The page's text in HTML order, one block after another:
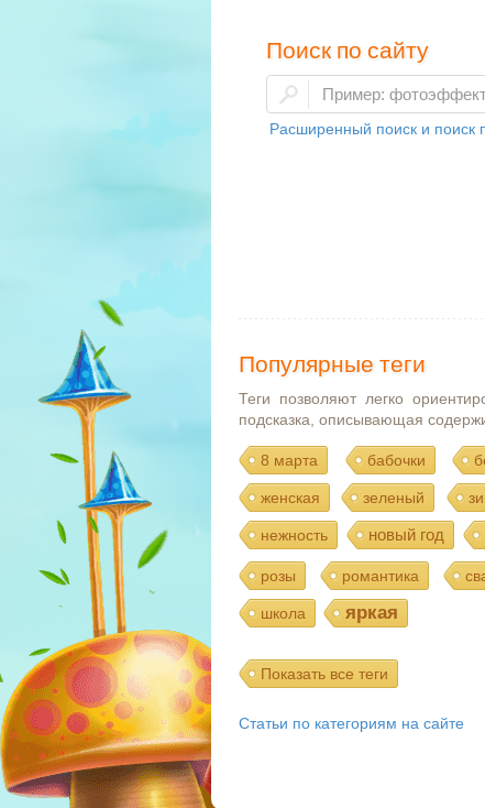
Поиск по сайту
Расширенный поиск и поиск
Популярные теги
Теги позволяют легко
подсказка, описывающая
8 марта бабочки
женская зеленый
нежность новый год
розы романтика
школа яркая
Показать все теги
Статьи по категориям на сайте